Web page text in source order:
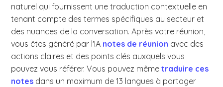
naturel qui fournissent une traduction contextuelle en
tenant compte des termes spécifiques au secteur et
des nuances de la conversation. Après votre réunion,
vous êtes généré par l'IA notes de réunion avec des
actions claires et des points clés auxquels vous
pouvez vous référer. Vous pouvez mêmetraduire ces
notes dans un maximum de 13 langues à partager